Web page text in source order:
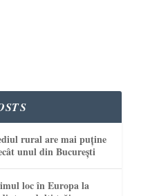
rural are mai puține
unul din București
loc în Europa la